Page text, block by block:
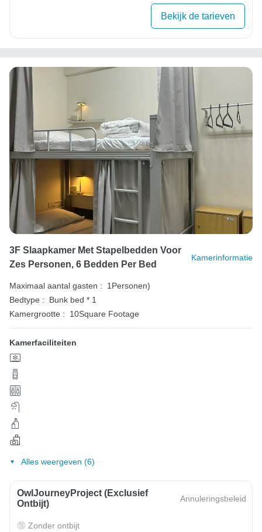
Bekijk de tarieven
3F Slaapkamer Met Stapelbedden Voor
Zes Personen, 6 Bedden Per Bed
Kamerinformatie
Maximaal aantal gasten :
1Personen)
Bedtype :
Bunk bed * 1
Kamergrootte :
10Square Footage
Kamerfaciliteiten
Alles weergeven (6)
OwlJourneyProject (exclusief
Ontbijt)
Annuleringsbeleid
Zonder ontbijt